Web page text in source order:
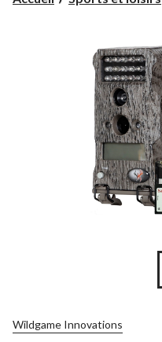
Wildgame Innovations